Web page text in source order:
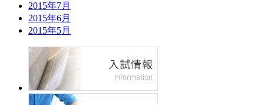
2015年7月
2015年6月
2015年5月